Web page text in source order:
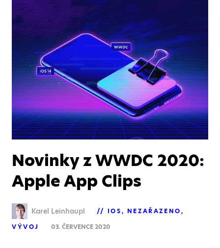
Novinky z WWDC 2020:
Apple App Clips
Karel Leinhaupl IOS
NEZAŘAZENO
VÝVOJ
03. ČERVENCE 2020